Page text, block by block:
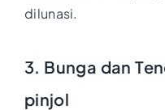
dilunasi.
3. Bunga dan
pinjol